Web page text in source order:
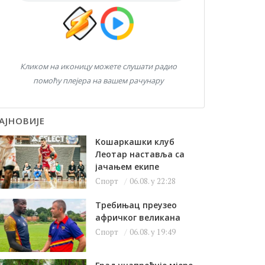
Кликом на иконицу можете слушати радио
помоћу плејера на вашем рачунару
Kошаркашки клуб
Леотар наставља са
јачањем екипе
Спорт 06.08. у 22:28
Требињац преузео
афричког великана
Спорт 06.08. у 19:49